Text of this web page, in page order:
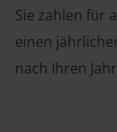
Sie zahlen für
einen
nach Ihren